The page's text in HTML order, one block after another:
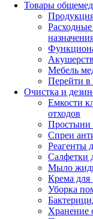
Товары
Мебель
Перейти в
Очистка и
Емкости
отходов
Простыни
Спреи
Реагенты
Салфетки
Мыло
Крема для
Уборка
Хранение